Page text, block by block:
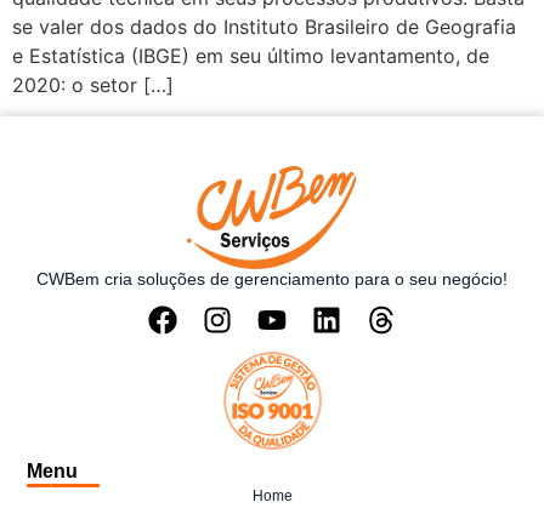
se valer dos dados do Instituto Brasileiro de Geografia
e Estatística (IBGE) em seu último levantamento, de
2020: o setor […]
CWBem cria soluções de gerenciamento para o seu negócio!
Menu
Home